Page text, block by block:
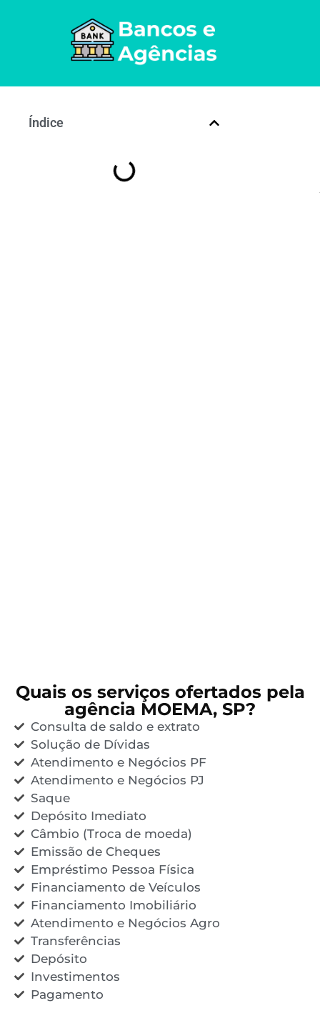
Índice
Quais os serviços ofertados pela
agência MOEMA, SP?
Consulta de saldo e extrato
Solução de Dívidas
Atendimento e Negócios PF
Atendimento e Negócios PJ
Saque
Depósito Imediato
Câmbio (Troca de moeda)
Emissão de Cheques
Empréstimo Pessoa Física
Financiamento de Veículos
Financiamento Imobiliário
Atendimento e Negócios Agro
Transferências
Depósito
Investimentos
Pagamento